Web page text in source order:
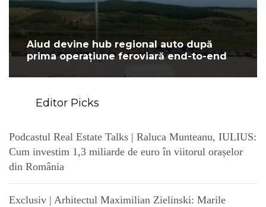
Aiud devine hub regional auto după
prima operațiune feroviară end-to-end
Editor Picks
Podcastul Real Estate Talks | Raluca Munteanu, IULIUS:
Cum investim 1,3 miliarde de euro în viitorul orașelor
din România
Exclusiv | Arhitectul Maximilian Zielinski: Marile